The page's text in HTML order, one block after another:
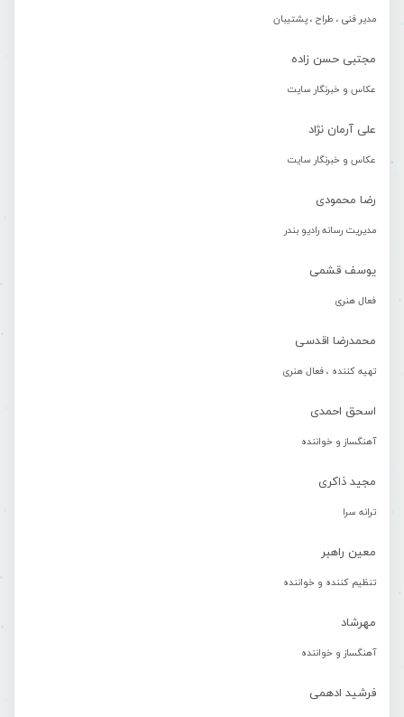
مدیر فنی ، طراح ، پشتیبان
مجتبی حسن زاده
عکاس و خبرنگار سایت
علی آرمان نژاد
عکاس و خبرنگار سایت
رضا محمودی
مدیریت رسانه رادیو بندر
یوسف قشمی
فعال هنری
محمدرضا اقدسی
تهیه کننده ، فعال هنری
اسحق احمدی
آهنگساز و خواننده
مجید ذاکری
ترانه سرا
معین راهبر
تنظیم کننده و خواننده
مهرشاد
آهنگساز و خواننده
فرشید ادهمی